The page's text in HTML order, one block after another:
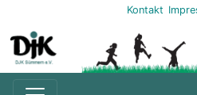
Kontakt